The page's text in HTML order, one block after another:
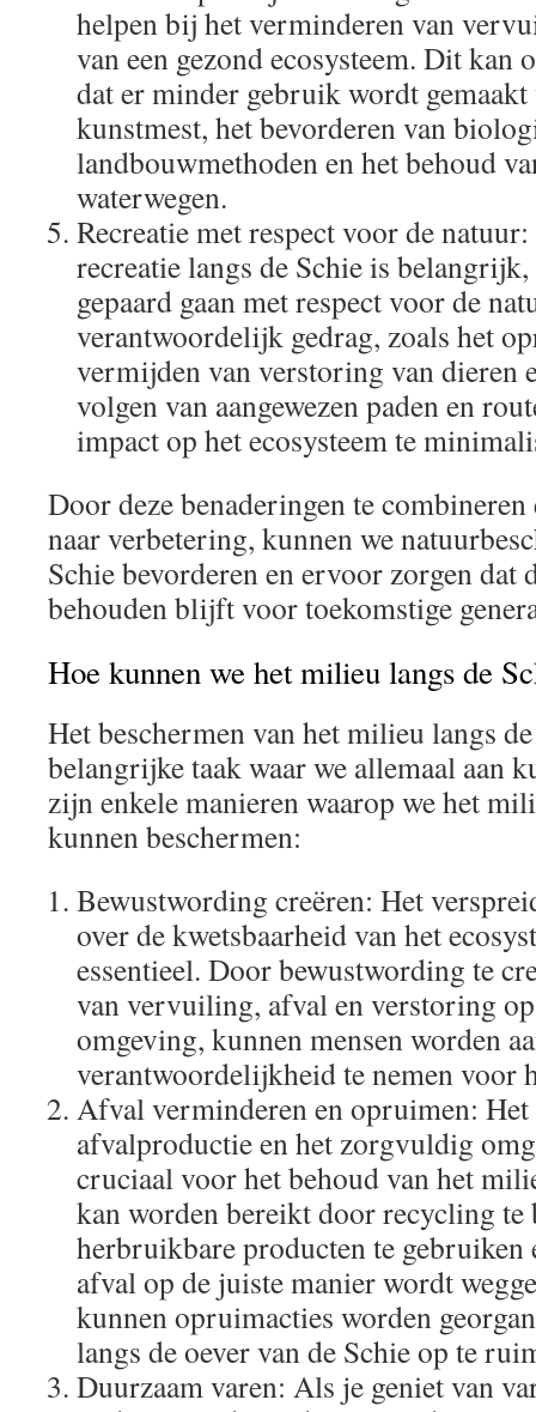
helpen bij het verminderen van
van een gezond ecosysteem. Dit kan
dat er minder gebruik wordt gemaakt
kunstmest, het bevorderen van
landbouwmethoden en het behoud
waterwegen.
Recreatie met respect voor de
recreatie langs de Schie is
gepaard gaan met respect voor de
verantwoordelijk gedrag, zoals het
vermijden van verstoring van dieren
volgen van aangewezen paden en
impact op het ecosysteem te
Door deze benaderingen te
naar verbetering, kunnen we
Schie bevorderen en ervoor zorgen dat
behouden blijft voor toekomstige
Hoe kunnen we het milieu langs de
Het beschermen van het milieu langs
belangrijke taak waar we allemaal aan
zijn enkele manieren waarop we het
kunnen beschermen:
Bewustwording creëren: Het
over de kwetsbaarheid van het
essentieel. Door bewustwording te
van vervuiling, afval en verstoring
omgeving, kunnen mensen worden
verantwoordelijkheid te nemen voor
Afval verminderen en opruimen:
afvalproductie en het zorgvuldig
cruciaal voor het behoud van het
kan worden bereikt door recycling te
herbruikbare producten te gebruiken
afval op de juiste manier wordt
kunnen opruimacties worden
langs de oever van de Schie op te
Duurzaam varen: Als je geniet van